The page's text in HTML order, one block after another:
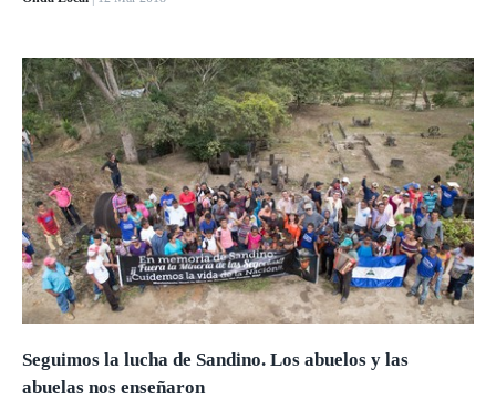
Seguimos la lucha de Sandino. Los abuelos y las
abuelas nos enseñaron